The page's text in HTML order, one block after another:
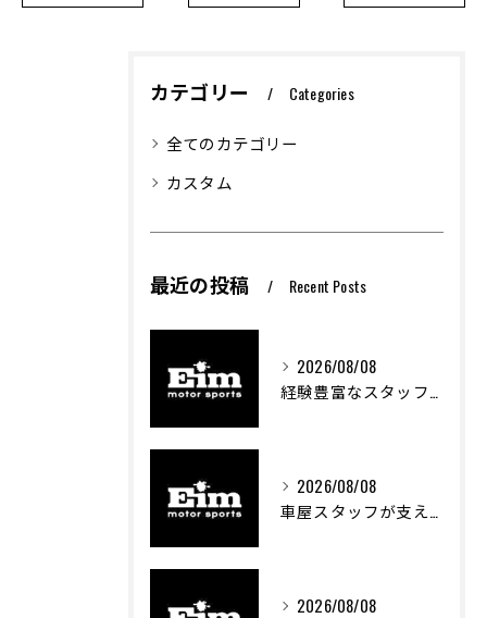
カテゴリー Categories
全てのカテゴリー
カスタム
最近の投稿 Recent Posts
2026/08/08
経験豊富なスタッフが創る車屋の魅力と技術
2026/08/08
車屋スタッフが支える車両カスタムの魅力と技術進化
2026/08/08